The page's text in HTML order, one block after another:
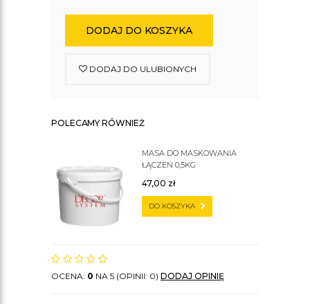
DODAJ DO KOSZYKA
DODAJ DO ULUBIONYCH
POLECAMY RÓWNIEŻ
MASA DO MASKOWANIA
ŁĄCZEŃ 0,5KG
47,00 zł
DO KOSZYKA
OCENA: 0 NA 5 (OPINII: 0) DODAJ OPINIĘ